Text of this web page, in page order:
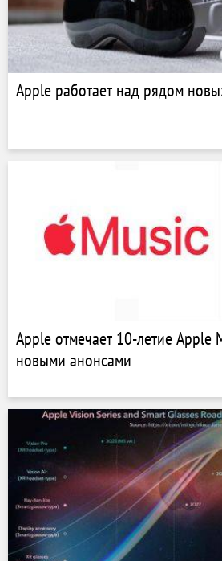
Apple работает над рядом
Apple отмечает 10-летие Apple
новыми анонсами